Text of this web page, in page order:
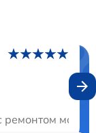
ремонтом